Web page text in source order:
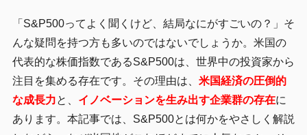
「S&P500ってよく聞くけど、結局なにがすごいの？」そ
んな疑問を持つ方も多いのではないでしょうか。米国の
代表的な株価指数であるS&P500は、世界中の投資家から
注目を集める存在です。その理由は、 米国経済の圧倒的
な成長力と、 イノベーションを生み出す企業群の存在に
あります。本記事では、S&P500とは何かをやさしく解説